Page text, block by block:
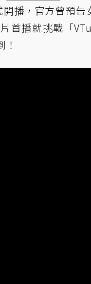
播，官方曾預告
首播就挑戰「